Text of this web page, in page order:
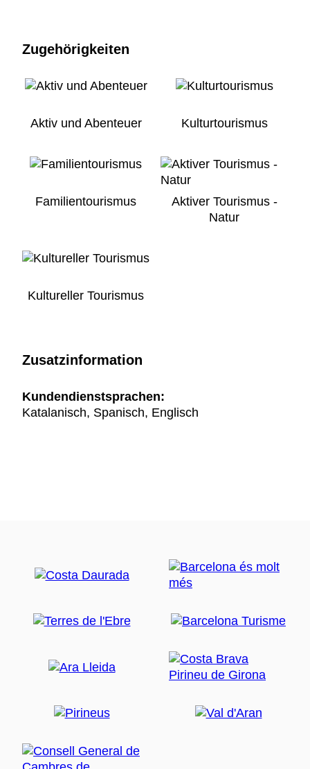
Zugehörigkeiten
Aktiv und Abenteuer Kulturtourismus
Familientourismus
Aktiver Tourismus -
Natur
Kultureller Tourismus
Zusatzinformation
Kundendienstsprachen:
Katalanisch, Spanisch, Englisch